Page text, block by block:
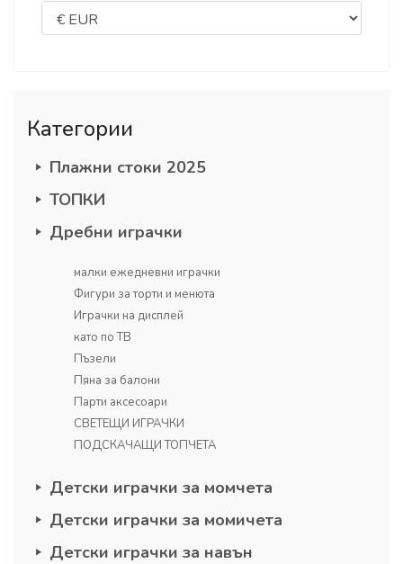
Категории
Плажни стоки 2025
ТОПКИ
Дребни играчки
малки ежедневни играчки
Фигури за торти и менюта
Играчки на дисплей
като по ТВ
Пъзели
Пяна за балони
Парти аксесоари
СВЕТЕЩИ ИГРАЧКИ
ПОДСКАЧАЩИ ТОПЧЕТА
Детски играчки за момчета
Детски играчки за момичета
Детски играчки за навън